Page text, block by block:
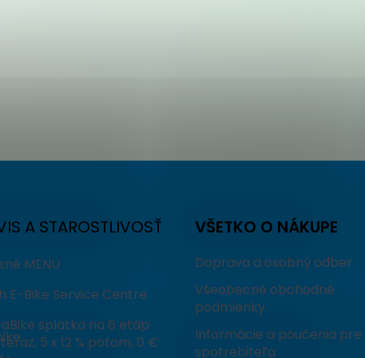
A STAROSTLIVOSŤ
MENU
E-Bike Service Centre
splátka na 6 etáp:
5 x 12 % potom, 0 €
VŠETKO O NÁKUPE
Doprava a osobný odber
Všeobecné obchodné
podmienky
Informácie a poučenia pre
spotrebiteľa